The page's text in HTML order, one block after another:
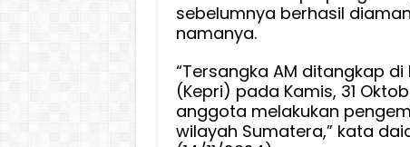
sebelumnya berhasil
namanya.
“Tersangka AM ditangkap di
(Kepri) pada Kamis, 31
anggota melakukan
wilayah Sumatera,” kata